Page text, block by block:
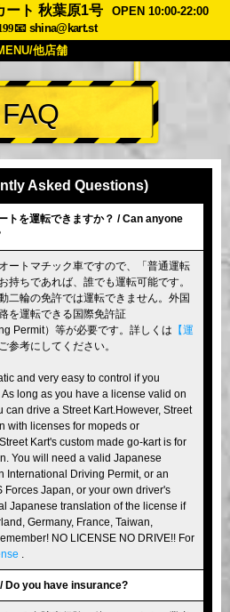
ート 秋葉原1号
OPEN 10:00-22:00
📧 shina@kart.st
他店舗
トップ
車両 価格
予約
他店舗
東京 渋谷
東京ベイ
大阪
FAQ
Asked Questions)
トを運転できますか？ / Can anyone
ートマチック車ですので、「普通運転
持ちであれば、誰でも運転可能です。
二輪の免許では運転できません。外国
を運転できる国際免許証
Permit）等が必要です。詳しくは 【運
参考にしてください。
and very easy to control if you
long as you have a license valid on
can drive a Street Kart.However, Street
with licenses for mopeds or
Kart's custom made go-kart is for
You will need a valid Japanese
International Driving Permit, or an
Forces Japan, or your own driver's
Japanese translation of the license if
Germany, France, Taiwan,
NO LICENSE NO DRIVE!! For
Do you have insurance?